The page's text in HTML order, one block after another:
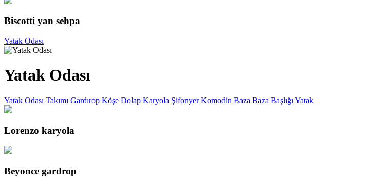
Biscotti yan sehpa
Yatak Odası
Yatak Odası
Yatak Odası Takımı Gardırop Köşe Dolap Karyola Şifonyer Komodin Baza Baza Başlığı Yatak
Lorenzo karyola
Beyonce gardrop